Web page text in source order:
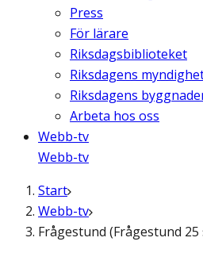
Press
För lärare
Riksdagsbiblioteket
Riksdagens
Riksdagens
Arbeta hos oss
Webb-tv
Webb-tv
Start
Webb-tv
Frågestund (Frågestund